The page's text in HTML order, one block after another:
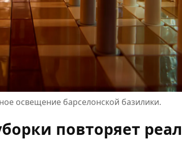
освещение барселонской базилики.
повторяет